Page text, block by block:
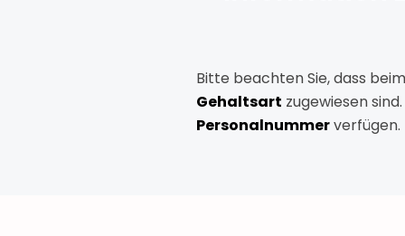
Bitte beachten Sie, dass
Gehaltsart zugewiesen
Personalnummerverfügen.